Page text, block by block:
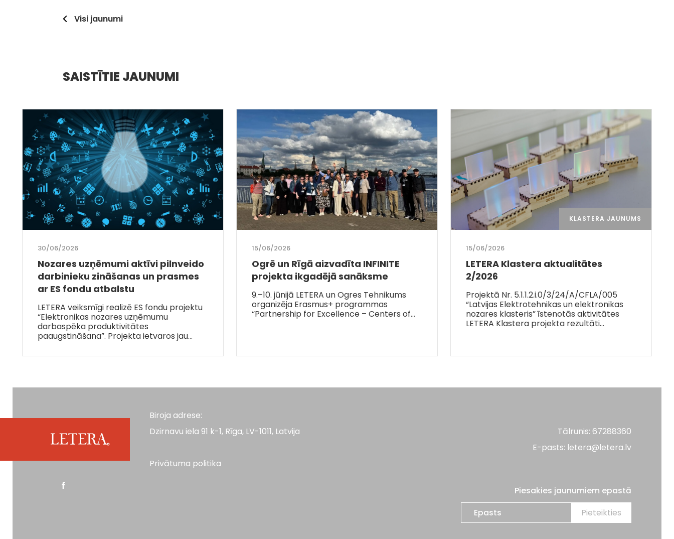
Visi jaunumi
SAISTĪTIE JAUNUMI
30/06/2026
Nozares uzņēmumi aktīvi pilnveido
darbinieku zināšanas un prasmes
ar ES fondu atbalstu
LETERA veiksmīgi realizē ES fondu projektu
“Elektronikas nozares uzņēmumu
darbaspēka produktivitātes
paaugstināšana”. Projekta ietvaros jau…
15/06/2026
Ogrē un Rīgā aizvadīta INFINITE
projekta ikgadējā sanāksme
9.–10. jūnijā LETERA un Ogres Tehnikums
organizēja Erasmus+ programmas
“Partnership for Excellence – Centers of…
KLASTERA JAUNUMS
15/06/2026
LETERA Klastera aktualitātes
2/2026
Projektā Nr. 5.1.1.2.i.0/3/24/A/CFLA/005
“Latvijas Elektrotehnikas un elektronikas
nozares klasteris” īstenotās aktivitātes
LETERA Klastera projekta rezultāti…
Biroja adrese:
Dzirnavu iela 91 k-1, Rīga, LV-1011, Latvija
Privātuma politika
Tālrunis: 67288360
E-pasts: letera@letera.lv
Piesakies jaunumiem epastā